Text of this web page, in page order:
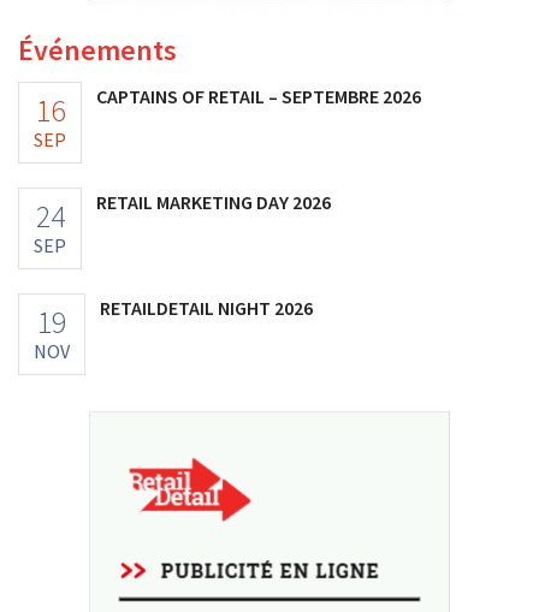
Événements
16
SEP
CAPTAINS OF RETAIL – SEPTEMBRE 2026
24
SEP
RETAIL MARKETING DAY 2026
19
NOV
RETAILDETAIL NIGHT 2026